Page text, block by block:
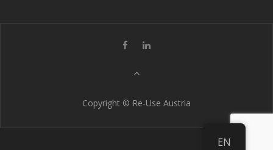
Copyright © Re-Use Austria
EN